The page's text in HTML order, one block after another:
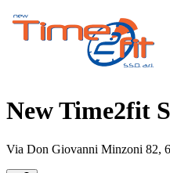
New Time2fit
Via Don Giovanni Minzoni 82,